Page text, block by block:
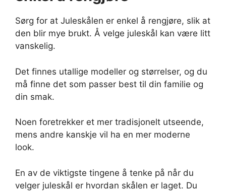
Sørg for at Juleskålen er enkel å rengjøre, slik at
den blir mye brukt. Å velge juleskål kan være litt
vanskelig.
Det finnes utallige modeller og størrelser, og du
må finne det som passer best til din familie og
din smak.
Noen foretrekker et mer tradisjonelt utseende,
mens andre kanskje vil ha en mer moderne
look.
En av de viktigste tingene å tenke på når du
velger juleskål er hvordan skålen er laget. Du